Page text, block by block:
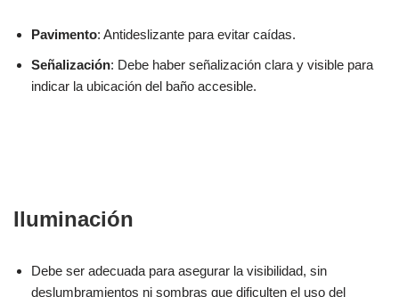
Pavimento: Antideslizante para evitar caídas.
Señalización: Debe haber señalización clara y visible para
indicar la ubicación del baño accesible.
Iluminación
Debe ser adecuada para asegurar la visibilidad, sin
deslumbramientos ni sombras que dificulten el uso del